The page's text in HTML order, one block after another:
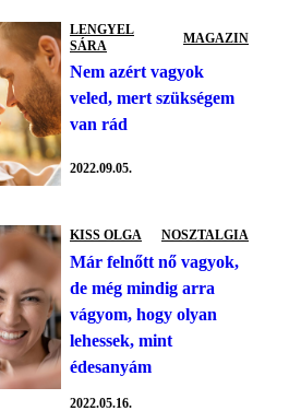
LENGYEL
SÁRA
MAGAZIN
Nem azért vagyok
veled, mert szükségem
van rád
2022.09.05.
KISS OLGA NOSZTALGIA
Már felnőtt nő vagyok,
de még mindig arra
vágyom, hogy olyan
lehessek, mint
édesanyám
2022.05.16.